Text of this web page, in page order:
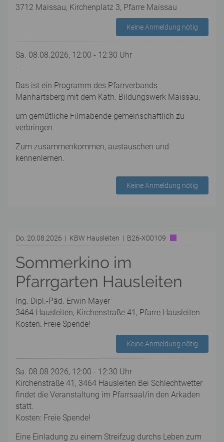
3712 Maissau, Kirchenplatz 3, Pfarre Maissau
Keine Anmeldung nötig
Sa. 08.08.2026, 12:00 - 12:30 Uhr
.
Das ist ein Programm des Pfarrverbands
Manhartsberg mit dem Kath. Bildungswerk Maissau,
um gemütliche Filmabende gemeinschaftlich zu
verbringen.
Zum zusammenkommen, austauschen und
kennenlernen.
Keine Anmeldung nötig
Do. 20.08.2026 | KBW Hausleiten | B26-X00109
Sommerkino im
Pfarrgarten Hausleiten
Ing. Dipl.-Päd. Erwin Mayer
3464 Hausleiten, Kirchenstraße 41, Pfarre Hausleiten
Kosten: Freie Spende!
Keine Anmeldung nötig
Sa. 08.08.2026, 12:00 - 12:30 Uhr
Kirchenstraße 41, 3464 Hausleiten Bei Schlechtwetter
findet die Veranstaltung im Pfarrsaal/in den Arkaden
statt.
Kosten: Freie Spende!
Eine Einladung zu einem Streifzug durchs Leben zum